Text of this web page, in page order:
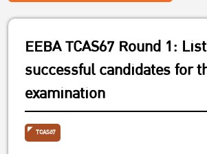
EEBA TCAS67 Round 1:
successful candidates for
examination
TCAS67